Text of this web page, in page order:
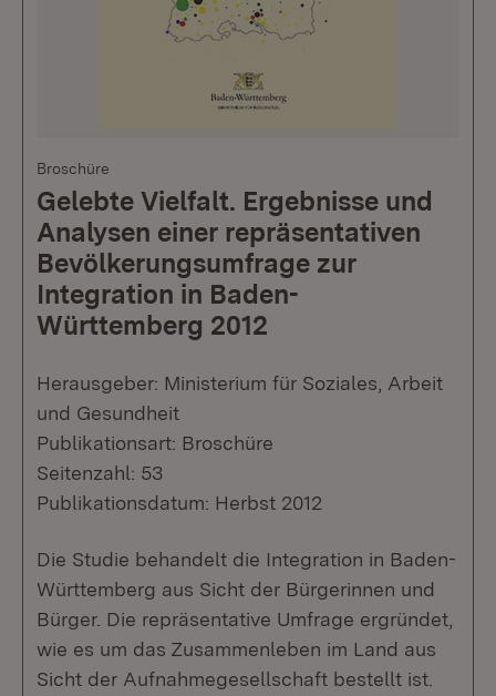
Broschüre
Gelebte Vielfalt. Ergebnisse und
Analysen einer repräsentativen
Bevölkerungsumfrage zur
Integration in Baden-
Württemberg 2012
Herausgeber: Ministerium für Soziales, Arbeit
und Gesundheit
Publikationsart: Broschüre
Seitenzahl: 53
Publikationsdatum: Herbst 2012
Die Studie behandelt die Integration in Baden-
Württemberg aus Sicht der Bürgerinnen und
Bürger. Die repräsentative Umfrage ergründet,
wie es um das Zusammenleben im Land aus
Sicht der Aufnahmegesellschaft bestellt ist.